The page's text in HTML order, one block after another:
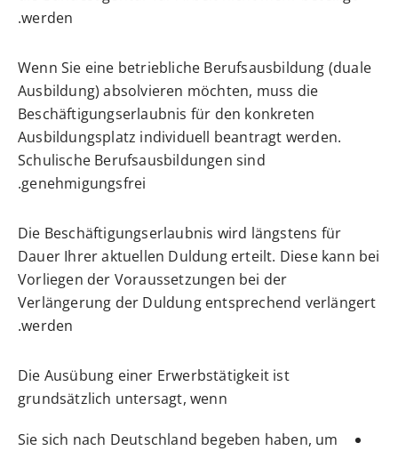
werden.
Wenn Sie eine betriebliche Berufsausbildung (duale
Ausbildung) absolvieren möchten, muss die
Beschäftigungserlaubnis für den konkreten
Ausbildungsplatz individuell beantragt werden.
Schulische Berufsausbildungen sind
genehmigungsfrei.
Die Beschäftigungserlaubnis wird längstens für
Dauer Ihrer aktuellen Duldung erteilt. Diese kann bei
Vorliegen der Voraussetzungen bei der
Verlängerung der Duldung entsprechend verlängert
werden.
Die Ausübung einer Erwerbstätigkeit ist
grundsätzlich untersagt, wenn
Sie sich nach Deutschland begeben haben, um